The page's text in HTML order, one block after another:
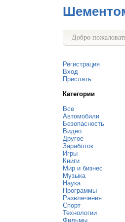
Добро
Регистрация
Вход
Прислать
Категории
Все
Автомобили
Безопасность
Видео
Другое
Заработок
Игры
Книги
Мир и бизнес
Музыка
Наука
Программы
Развлечения
Спорт
Технологии
Фильмы